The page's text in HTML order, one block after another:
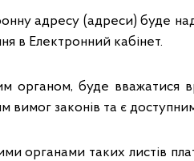
адресу (адреси) буде
в Електронний кабінет.
органом, буде вважатися
законів та є
органами таких листів